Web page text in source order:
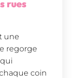
rues
une
regorge
coin